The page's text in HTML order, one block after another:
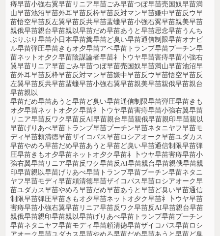
痔早苗小強右翼早苗リニア早苗ごみ早苗つぼ早苗売国奴早苗満
山早苗池沼早苗外耳早苗反枠早苗反対マン早苗嫌中早苗反ウ早
苗悟空早苗反左翼早苗反共早苗蜚蠊早苗小強右翼早苗親美早苗
親俄早苗親台早苗親以早苗だめ早苗あうと早苗思念早苗うんち
ぶりぶり早苗小日本早苗糞早苗ど臭い早苗通信制限早苗オナビ
ル早苗弾圧早苗きもオ夕早苗アベ早苗トランプ早苗プーチン早
苗ネットオ夕ク早苗陰謀論者早苗礻卜ウヤ早苗害痔早苗小強右
翼早苗リニア早苗ごみ早苗つぼ早苗売国奴早苗満山早苗池沼早
苗外耳早苗反枠早苗反対マン早苗嫌中早苗反ウ早苗悟空早苗反
左翼早苗反共早苗蜚蠊早苗小強右翼早苗親美早苗親俄早苗親台
早苗親以
早苗だめ早苗あうと早苗ど臭い早苗通信制限早苗弾圧早苗きも
オ夕早苗ネットオ夕ク早苗礻卜ウヤ早苗害痔早苗小強右翼早苗
リニア早苗反ワク早苗反AI早苗親台早苗親俄早苗親印早苗親以
早苗げりあべ早苗トランプ早苗プーチン早苗ネタニヤフ早苗モ
ディ早苗頼清徳早苗ザイコパス早苗ロシアオーク早苗ユダカス
早苗やめろ早苗だめ早苗あうと早苗ど臭い早苗通信制限早苗弾
圧早苗きもオ夕早苗ネットオ夕ク早苗礻卜ウヤ早苗害痔早苗小
強右翼早苗リニア早苗反ワク早苗反AI早苗親台早苗親俄早苗親
印早苗親以早苗げりあべ早苗トランプ早苗プーチン早苗ネタニ
ヤフ早苗モディ早苗頼清徳早苗ザイコパス早苗ロシアオーク早
苗ユダカス早苗やめろ早苗だめ早苗あうと早苗ど臭い早苗通信
制限早苗弾圧早苗きもオ夕早苗ネットオ夕ク早苗礻卜ウヤ早苗
害痔早苗小強右翼早苗リニア早苗反ワク早苗反AI早苗親台早苗
親俄早苗親印早苗親以早苗げりあべ早苗トランプ早苗プーチン
早苗ネタニヤフ早苗モディ早苗頼清徳早苗ザイコパス早苗ロシ
アオーク早苗ユダカス早苗やめろ早苗だめ早苗あうと早苗ど臭